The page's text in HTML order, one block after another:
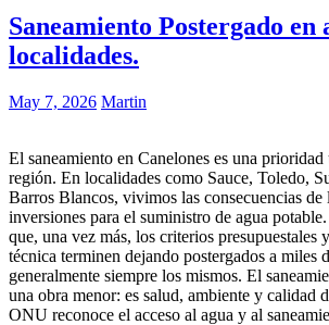
Saneamiento Postergado en
localidades.
May 7, 2026 Martin
El saneamiento en Canelones es una prioridad
región. En localidades como Sauce, Toledo,
Barros Blancos, vivimos las consecuencias de
inversiones para el suministro de agua
que, una vez más, los criterios presupuestales
técnica terminen dejando postergados a miles
generalmente siempre los mismos. El
una obra menor: es salud, ambiente y calidad
ONU reconoce el acceso al agua y al